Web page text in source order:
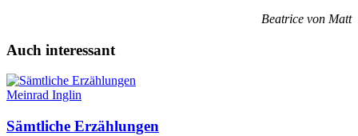
Beatrice von Matt
Auch interessant
Meinrad Inglin
Sämtliche Erzählungen